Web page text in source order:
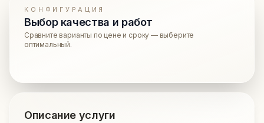
КОНФИГУРАЦИЯ
Выбор качества и работ
Сравните варианты по цене и сроку — выберите
оптимальный.
Описание услуги